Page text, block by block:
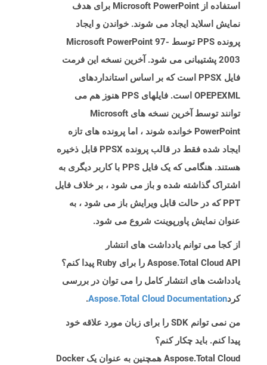
استفاده از Microsoft PowerPoint برای هدف
نمایش اسلاید ایجاد می شوند. خواندن و ایجاد
پرونده PPS توسط Microsoft PowerPoint 97-
2003 پشتیبانی می شود. آخرین نسخه این فرمت
فایل PPSX است که بر اساس استانداردهای
OPEPEXML است. فایلهای PPS هنوز هم می
توانند توسط آخرین نسخه های Microsoft
PowerPoint خوانده شوند ، اما پرونده های تازه
ایجاد شده فقط در قالب پرونده PPSX قابل ذخیره
هستند. هنگامی که یک فایل PPS با کاربر دیگری به
اشتراک گذاشته شده و باز می شود ، بر خلاف فایل
PPT که در حالت قابل ویرایش باز می شود ، به
عنوان نمایش پاورپوینت شروع می شود.
از کجا می توانم یادداشت های انتشار
Aspose.Total Cloud API را برای Ruby پیدا کنم؟
یادداشت های انتشار کامل را می توان در بررسی
کردAspose.Total Cloud Documentation
.
من نمی توانم SDK را برای زبان مورد علاقه خود
پیدا کنم. باید چکار کنم؟
Aspose.Total Cloud همچنین به عنوان یک Docker